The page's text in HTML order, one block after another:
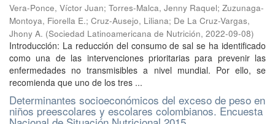
Vera-Ponce, Víctor Juan; Torres-Malca, Jenny Raquel; Zuzunaga-
Montoya, Fiorella E.; Cruz-Ausejo, Liliana; De La Cruz-Vargas,
Jhony A. (Sociedad Latinoamericana de Nutrición, 2022-09-08)
Introducción: La reducción del consumo de sal se ha identificado
como una de las intervenciones prioritarias para prevenir las
enfermedades no transmisibles a nivel mundial. Por ello, se
recomienda que uno de los tres ...
Determinantes socioeconómicos del exceso de peso en
niños preescolares y escolares colombianos. Encuesta